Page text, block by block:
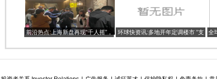
前沿热点:上海新盘再现“千人摇”，
环球快资讯:多地开年定调楼市 “支
全